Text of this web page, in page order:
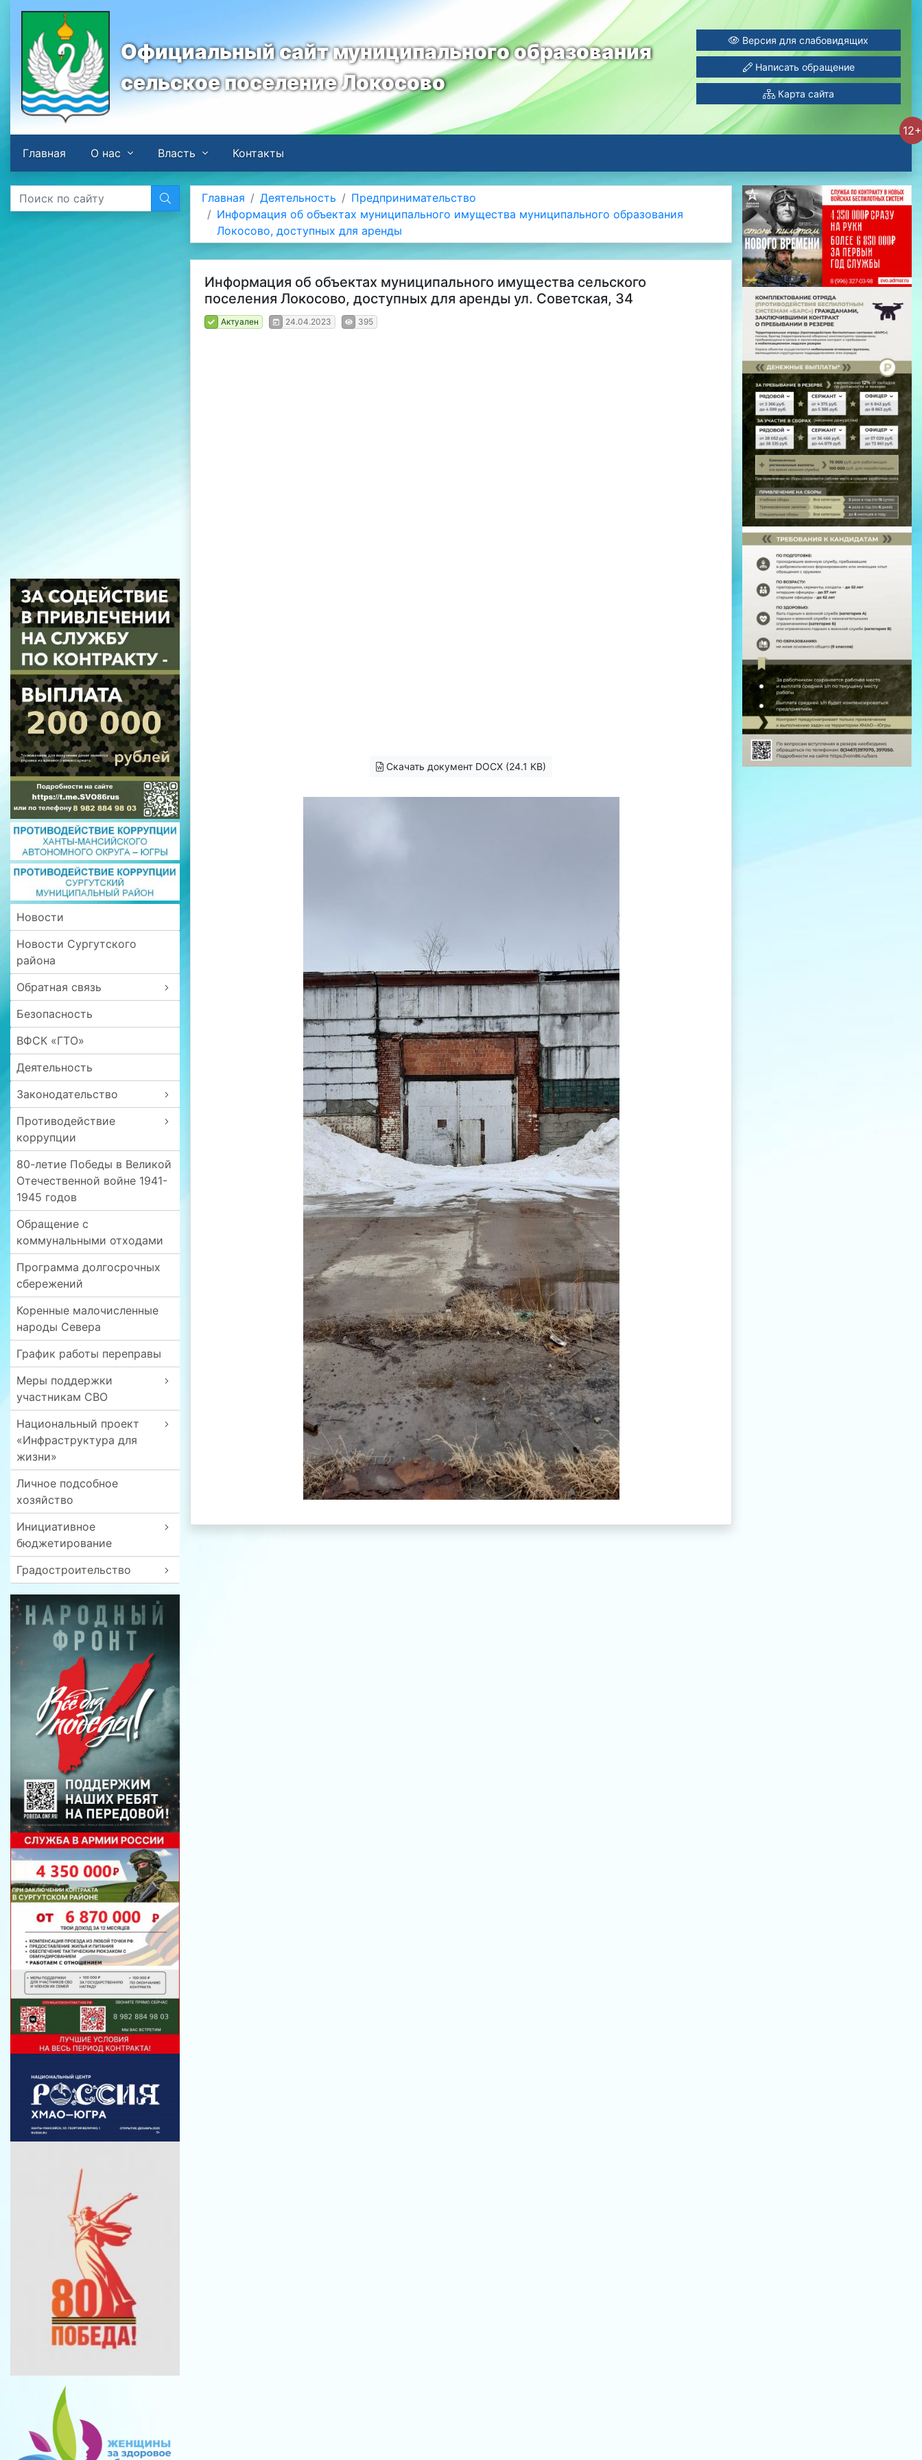
Официальный сайт муниципального образования
сельское поселение Локосово
Версия для слабовидящих
Написать обращение
Карта сайта
12+
Главная
О нас Власть Контакты
Новости
Новости Сургутского
района
Обратная связь
Безопасность
ВФСК «ГТО»
Деятельность
Законодательство
Противодействие
коррупции
80-летие Победы в Великой
Отечественной войне 1941-
1945 годов
Обращение с
коммунальными отходами
Программа долгосрочных
сбережений
Коренные малочисленные
народы Севера
График работы переправы
Меры поддержки
участникам СВО
Национальный проект
«Инфраструктура для
жизни»
Личное подсобное
хозяйство
Инициативное
бюджетирование
Градостроительство
Главная Деятельность
Предпринимательство
Информация об объектах муниципального имущества муниципального образования
Локосово, доступных для аренды
Информация об объектах муниципального имущества сельского
поселения Локосово, доступных для аренды ул. Советская, 34
Актуален 24.04.2023 395
Скачать документ DOCX (24.1 KB)